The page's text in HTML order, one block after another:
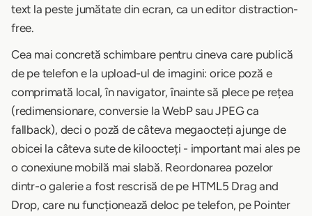
text la peste jumătate din ecran, ca un editor distraction-
free.
Cea mai concretă schimbare pentru cineva care publică
de pe telefon e la upload-ul de imagini: orice poză e
comprimată local, în navigator, înainte să plece pe rețea
(redimensionare, conversie la WebP sau JPEG ca
fallback), deci o poză de câteva megaocteți ajunge de
obicei la câteva sute de kiloocteți - important mai ales pe
o conexiune mobilă mai slabă. Reordonarea pozelor
dintr-o galerie a fost rescrisă de pe HTML5 Drag and
Drop, care nu funcționează deloc pe telefon, pe Pointer